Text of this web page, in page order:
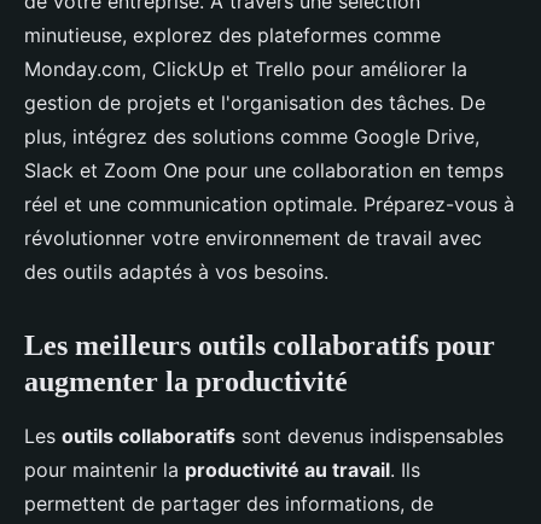
Olivia•5 août 2024•3 min de lecture
minutieuse, explorez des plateformes comme
Monday.com, ClickUp et Trello pour améliorer la
gestion de projets et l'organisation des tâches. De
plus, intégrez des solutions comme Google Drive,
Slack et Zoom One pour une collaboration en temps
réel et une communication optimale. Préparez-vous à
révolutionner votre environnement de travail avec
des outils adaptés à vos besoins.
Les meilleurs outils collaboratifs pour
augmenter la productivité
Les outils collaboratifs sont devenus indispensables
pour maintenir la productivité au travail. Ils
permettent de partager des informations, de